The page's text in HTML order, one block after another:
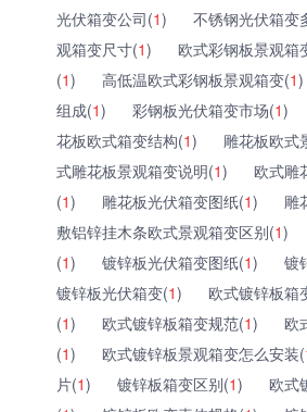
光伏箱变公司(1) 不锈钢光伏箱变
观箱变尺寸(1) 欧式彩钢板景观箱
(1) 高低温欧式彩钢板景观箱变(1)
组成(1) 彩钢板光伏箱变市场(1)
花板欧式箱变结构(1) 雕花板欧式
式雕花板景观箱变说明(1) 欧式雕
(1) 雕花板光伏箱变图纸(1) 雕
敷铝锌挂木条欧式景观箱变区别(1)
(1) 镀锌板光伏箱变图纸(1) 镀
镀锌板光伏箱变(1) 欧式镀锌板箱
(1) 欧式镀锌板箱变规范(1) 欧
(1) 欧式镀锌板景观箱变怎么安装(
片(1) 镀锌板箱变区别(1) 欧式